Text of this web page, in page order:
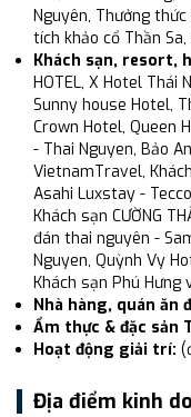
Nguyên, Thưởng
tích khảo cổ Thần Sa,
Khách sạn, resort,
HOTEL, X Hotel Thái
Sunny house Hotel,
Crown Hotel, Queen
- Thai Nguyen, Bảo
VietnamTravel,
Asahi Luxstay -
Khách sạn CƯỜNG
đán thai nguyên -
Nguyen, Quỳnh Vy
Khách sạn Phú Hưng
Nhà hàng, quán ăn
Ẩm thực & đặc sản
Hoạt động giải trí:
Địa điểm kinh